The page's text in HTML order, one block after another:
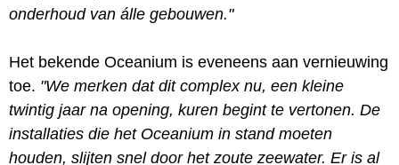
onderhoud van álle gebouwen."
Het bekende Oceanium is eveneens aan vernieuwing
toe. "We merken dat dit complex nu, een kleine
twintig jaar na opening, kuren begint te vertonen. De
installaties die het Oceanium in stand moeten
houden, slijten snel door het zoute zeewater. Er is al